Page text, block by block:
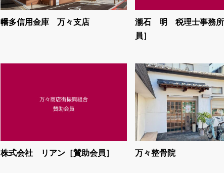
幡多信用金庫 万々支店
瀧石 明 税理士事務所
員］
株式会社 リアン［賛助会員］ 万々整骨院